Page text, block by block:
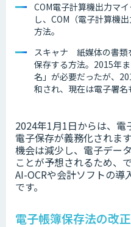
COM電子計算機出力マ
し、COM（電子計算機
方法。
スキャナ 紙媒体の書類
保存する方法。2015年
名」が必要だったが、
和され、現在は電子署名
2024年1月1日からは、
電子保存が義務化されま
機会は減少し、電子デー
ことが予想されるため、
AI-OCRや会計ソフトの導
です。
電子帳簿保存法の改